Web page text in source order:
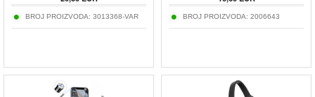
BROJ PROIZVODA: 3013368-VAR BROJ PROIZVODA: 2006643